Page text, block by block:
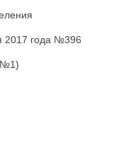
2017 года №396
№1)